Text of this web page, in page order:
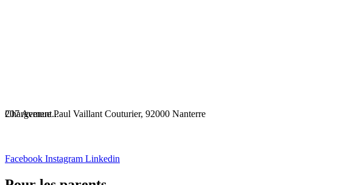
Chargement...
207 Avenue Paul Vaillant Couturier, 92000 Nanterre
Facebook Instagram Linkedin